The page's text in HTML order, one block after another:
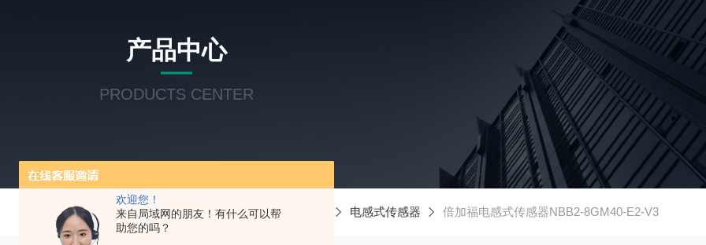
欢迎您！
来自局域网的朋友！有什么可以帮
助您的吗？
产品中心
PRODUCTS CENTER
当前位置：首页 产品中心 德国P+F倍加福 电感式传感器 倍加福电感式传感器NBB2-8GM40-E2-V3